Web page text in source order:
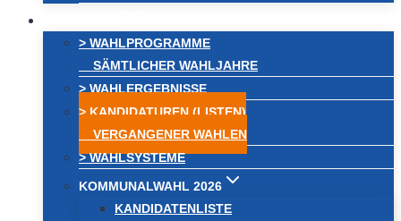
> WAHLPROGRAMME
SÄMTLICHER WAHLJAHRE
> WAHLERGEBNISSE
> KANDIDATUREN (LISTEN)
VERGANGENER WAHLEN
> WAHLSYSTEME
KOMMUNALWAHL 2026
KANDIDATENLISTE